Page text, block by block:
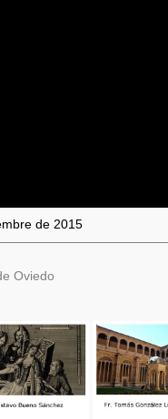
de 2015
Oviedo